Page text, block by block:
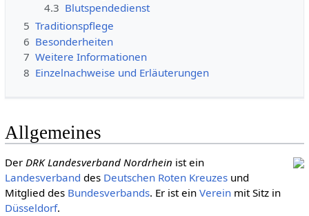
4.3 Blutspendedienst
5 Traditionspflege
6 Besonderheiten
7 Weitere Informationen
8 Einzelnachweise und Erläuterungen
Allgemeines
Der DRK Landesverband Nordrhein ist ein
Landesverband des Deut­schen Roten Kreu­zesund
Mitglied des Bundesverbands. Er ist ein Vereinmit Sitz in
Düsseldorf.